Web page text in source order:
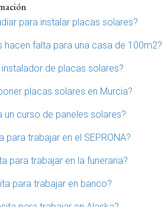
para instalar placas solares?
hacen falta para una casa de 100m2?
instalador de placas solares?
placas solares en Murcia?
un curso de paneles solares?
para trabajar en el SEPRONA?
para trabajar en la funeraria?
para trabajar en banco?